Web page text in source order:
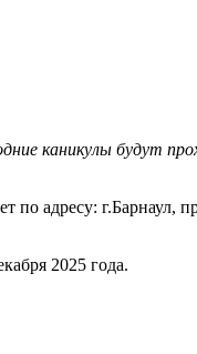
каникулы будут
адресу: г.Барнаул,
2025 года.